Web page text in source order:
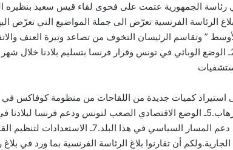
رئاسة الجمهورية عتمت على فحوى لقاء قيس سعيد بنظيره
” وتقاسم الرئيسان التخوف من تصاعد وتيرة العنف
الأمن الدولي لايقافه.2ـ الوضع الوبائي في تونس وقرار فرنسا بتسليم بلادنا
في ليبيا والاتفاق على دعم المسار السياسي في
أن تقارنوا بلاغ الرئاسة الفرنسية بما ورد في